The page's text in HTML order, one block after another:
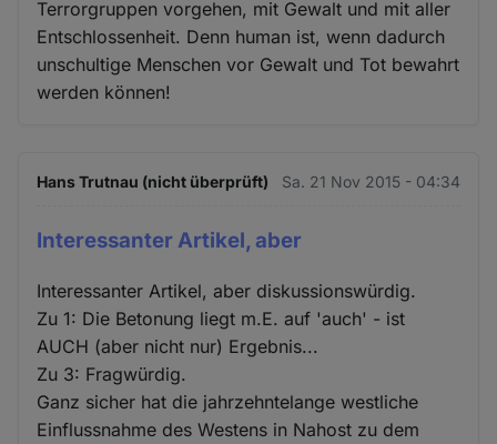
Terrorgruppen vorgehen, mit Gewalt und mit aller
Entschlossenheit. Denn human ist, wenn dadurch
unschultige Menschen vor Gewalt und Tot bewahrt
werden können!
Hans Trutnau (nicht überprüft) Sa. 21 Nov 2015 - 04:34
Interessanter Artikel, aber
Interessanter Artikel, aber diskussionswürdig.
Zu 1: Die Betonung liegt m.E. auf 'auch' - ist
AUCH (aber nicht nur) Ergebnis...
Zu 3: Fragwürdig.
Ganz sicher hat die jahrzehntelange westliche
Einflussnahme des Westens in Nahost zu dem